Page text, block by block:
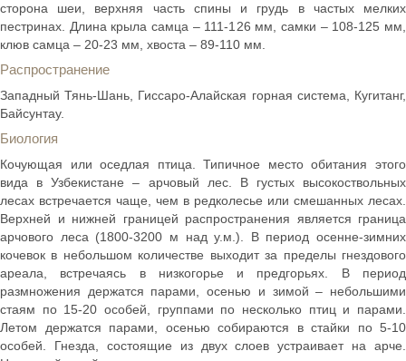
сторона шеи, верхняя часть спины и грудь в частых мелких
пестринах. Длина крыла самца – 111-126 мм, самки – 108-125 мм,
клюв самца – 20-23 мм, хвоста – 89-110 мм.
Распространение
Западный Тянь-Шань, Гиссаро-Алайская горная система, Кугитанг,
Байсунтау.
Биология
Кочующая или оседлая птица. Типичное место обитания этого
вида в Узбекистане – арчовый лес. В густых высокоствольных
лесах встречается чаще, чем в редколесье или смешанных лесах.
Верхней и нижней границей распространения является граница
арчового леса (1800-3200 м над у.м.). В период осенне-зимних
кочевок в небольшом количестве выходит за пределы гнездового
ареала, встречаясь в низкогорье и предгорьях. В период
размножения держатся парами, осенью и зимой – небольшими
стаям по 15-20 особей, группами по несколько птиц и парами.
Летом держатся парами, осенью собираются в стайки по 5-10
особей. Гнезда, состоящие из двух слоев устраивает на арче.